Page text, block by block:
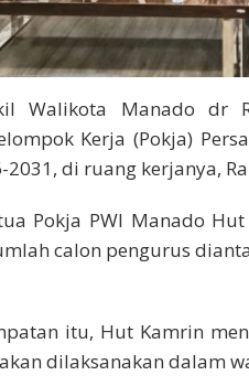
Walikota Manado dr
Kerja (Pokja)
2031, di ruang kerjanya,
Pokja PWI Manado
calon pengurus
itu, Hut Kamrin
dilaksanakan dalam